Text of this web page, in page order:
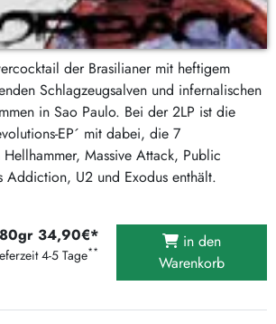
der Brasilianer mit heftigem
Schlagzeugsalven und infernalischen
in Sao Paulo. Bei der 2LP ist die
EP´ mit dabei, die 7
Massive Attack, Public
Addiction, U2 und Exodus enthält.
34,90€*
4-5 Tage**
in den
Warenkorb